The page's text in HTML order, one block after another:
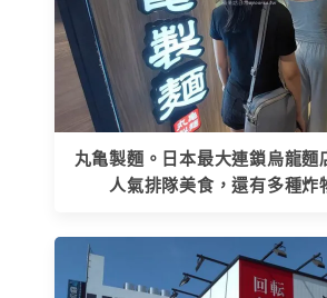
丸亀製麵。日本最大連鎖烏龍麵
人氣排隊美食，還有多種炸